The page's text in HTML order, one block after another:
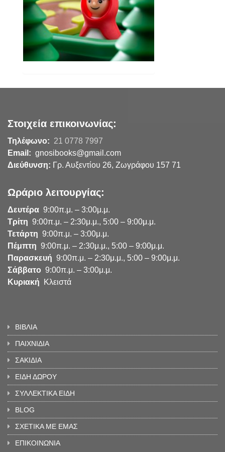
Στοιχεία επικοινωνίας:
Τηλέφωνο: 21 0778 7997
Email: gnosibooks@gmail.com
Διεύθυνση: Γρ. Αυξεντίου 26, Ζωγράφου 157 71
Ωράριο λειτουργίας:
Δευτέρα 9:00π.μ. – 3:00μ.μ.
Τρίτη 9:00π.μ. – 2:30μ.μ., 5:00 – 9:00μ.μ.
Τετάρτη 9:00π.μ. – 3:00μ.μ.
Πέμπτη 9:00π.μ. – 2:30μ.μ., 5:00 – 9:00μ.μ.
Παρασκευή 9:00π.μ. – 2:30μ.μ., 5:00 – 9:00μ.μ.
Σάββατο 9:00π.μ. – 3:00μ.μ.
Κυριακή Κλειστά
ΒΙΒΛΙΑ
ΠΑΙΧΝΙΔΙΑ
ΣΑΚΙΔΙΑ
ΕΙΔΗ ΔΩΡΟΥ
ΣΥΛΛΕΚΤΙΚΑ ΕΙΔΗ
BLOG
ΣΧΕΤΙΚΑ ΜΕ ΕΜΑΣ
ΕΠΙΚΟΙΝΩΝΙΑ